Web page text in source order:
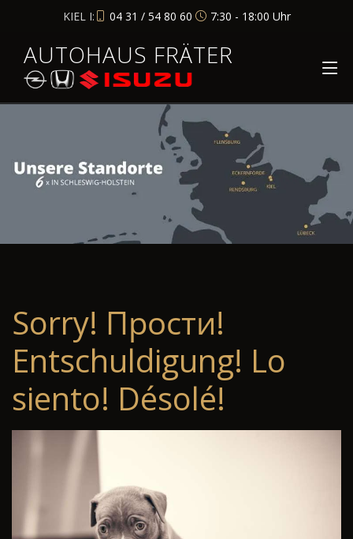
KIEL I: 04 31 / 54 80 60 7:30 - 18:00 Uhr
AUTOHAUS FRÄTER
Sorry! Прости!
Entschuldigung! Lo
siento! Désolé!